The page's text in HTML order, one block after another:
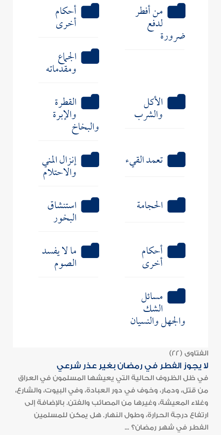
من أفطر
لدفع
ضرورة
أحكام
أخرى
الجماع
ومقدماته
الأكل
والشرب
القطرة
والإبرة
والبخاخ
تعمد القيء
إنزال المني
والاحتلام
الحجامة
استنشاق
البخور
أحكام
أخرى
ما لا يفسد
الصوم
مسائل
الشك
والجهل والنسيان
الفتاوى (22)
لا يجوز الفطر في رمضان بغير عذر شرعي
في ظل الظروف الحالية التي يعيشها المسلمون في العراق
من قتل، ودمار، وخوف في دور العبادة، وفي البيوت، والشارع،
وغلاء المعيشة، وغيرها من المصائب والفتن. بالإضافة إلى
ارتفاع درجة الحرارة، وطول النهار. هل يمكن للمسلمين
الفطر في شهر رمضان؟ ...